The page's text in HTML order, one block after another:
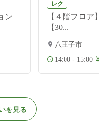
ン
レク
【４階フロ
【30...
八王子市
14:00 - 15:00
を見る